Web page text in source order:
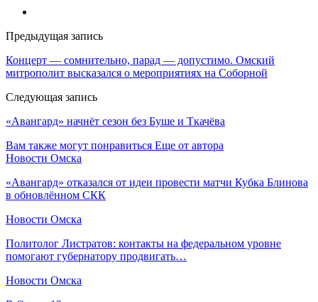
Предыдущая запись
Концерт — сомнительно, парад — допустимо. Омский
митрополит высказался о мероприятиях на Соборной
Следующая запись
«Авангард» начнёт сезон без Буше и Ткачёва
Вам также могут понравиться Еще от автора
Новости Омска
«Авангард» отказался от идеи провести матчи Кубка Блинова
в обновлённом СКК
Новости Омска
Политолог Листратов: контакты на федеральном уровне
помогают губернатору продвигать…
Новости Омска